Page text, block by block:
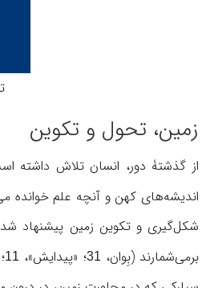
تصویر
زمین، تحول و تکوین
از گذشتۀ دور، انسان تلاش داشته
اندیشه‌های کهن و آنچه علم خوانده
شکل‌گیری و تکوین زمین پیشنهاد
برمی‌شمارند (بِوان،31؛ «پیدایش»، 11